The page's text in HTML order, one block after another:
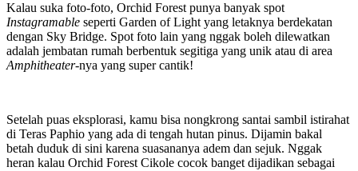
Kalau suka foto-foto, Orchid Forest punya banyak spot
Instagramable seperti Garden of Light yang letaknya berdekatan
dengan Sky Bridge. Spot foto lain yang nggak boleh dilewatkan
adalah jembatan rumah berbentuk segitiga yang unik atau di area
Amphitheater-nya yang super cantik!
Setelah puas eksplorasi, kamu bisa nongkrong santai sambil istirahat
di Teras Paphio yang ada di tengah hutan pinus. Dijamin bakal
betah duduk di sini karena suasananya adem dan sejuk. Nggak
heran kalau Orchid Forest Cikole cocok banget dijadikan sebagai